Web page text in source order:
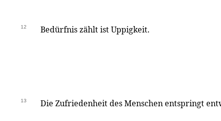
12 Bedürfnis zählt ist Uppigkeit.
13 Die Zufriedenheit des Menschen entspringt